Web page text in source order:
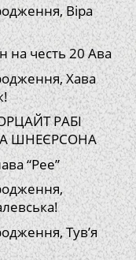
Віра
на честь 20 Ава
Хава
РАБІ
ШНЕЄРСОНА
“Рее”
Тув’я